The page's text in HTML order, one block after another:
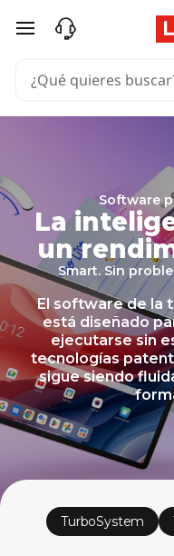
T
n
l
o
g
í
a
d
e
s
f
Ir al contenido principal
Software
La
un
Smart. Sin
El software de la
está diseñado
ejecutarse sin
tecnologías
sigue siendo
TurboSystem